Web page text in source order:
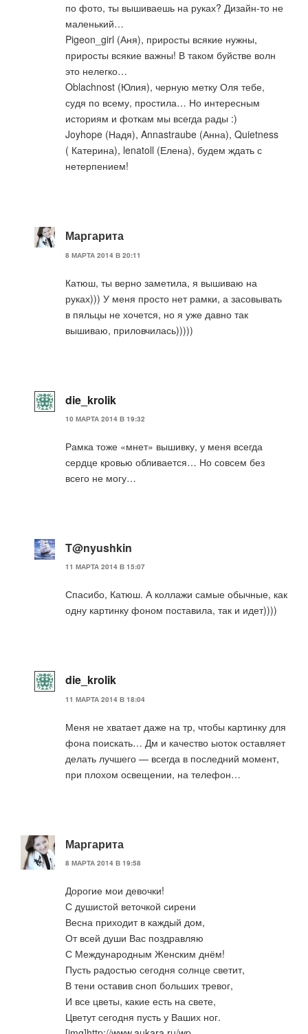
по фото, ты вышиваешь на руках? Дизайн-то не
маленький…
Pigeon_girl (Аня), приросты всякие нужны,
приросты всякие важны! В таком буйстве волн
это нелегко…
Oblachnost (Юлия), черную метку Оля тебе,
судя по всему, простила… Но интересным
историям и фоткам мы всегда рады :)
Joyhope (Надя), Annastraube (Анна), Quietness
( Катерина), lenatoll (Елена), будем ждать с
нетерпением!
Маргарита
8 МАРТА 2014 В 20:11
Катюш, ты верно заметила, я вышиваю на
руках))) У меня просто нет рамки, а засовывать
в пяльцы не хочется, но я уже давно так
вышиваю, приловчилась)))))
die_krolik
10 МАРТА 2014 В 19:32
Рамка тоже «мнет» вышивку, у меня всегда
сердце кровью обливается… Но совсем без
всего не могу…
T@nyushkin
11 МАРТА 2014 В 15:07
Спасибо, Катюш. А коллажи самые обычные, как
одну картинку фоном поставила, так и идет))))
die_krolik
11 МАРТА 2014 В 18:04
Меня не хватает даже на тр, чтобы картинку для
фона поискать… Дм и качество ыоток оставляет
делать лучшего — всегда в последний момент,
при плохом освещении, на телефон…
Маргарита
8 МАРТА 2014 В 19:58
Дорогие мои девочки!
С душистой веточкой сирени
Весна приходит в каждый дом,
От всей души Вас поздравляю
С Международным Женским днём!
Пусть радостью сегодня солнце светит,
В тени оставив сноп больших тревог,
И все цветы, какие есть на свете,
Цветут сегодня пусть у Ваших ног.